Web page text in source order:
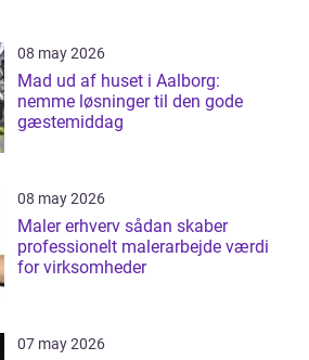
08 may 2026
Mad ud af huset i Aalborg:
nemme løsninger til den gode
gæstemiddag
08 may 2026
Maler erhverv sådan skaber
professionelt malerarbejde værdi
for virksomheder
07 may 2026